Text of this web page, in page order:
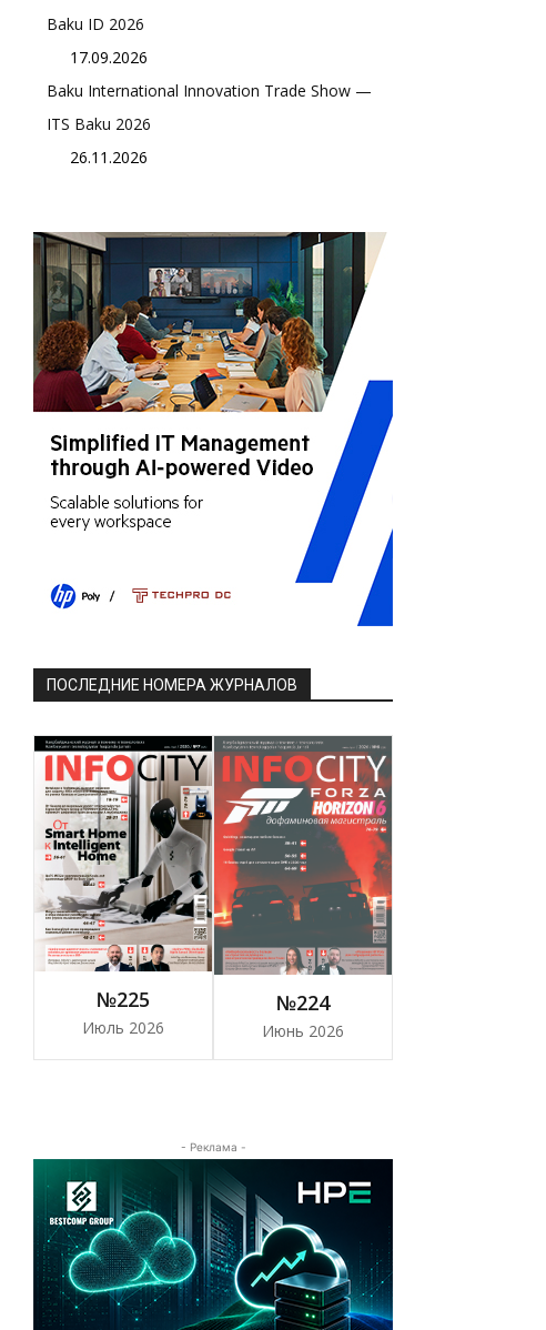
Baku ID 2026
17.09.2026
Baku International Innovation Trade Show —
ITS Baku 2026
26.11.2026
ПОСЛЕДНИЕ НОМЕРА ЖУРНАЛОВ
№225
Июль 2026
№224
Июнь 2026
- Реклама -